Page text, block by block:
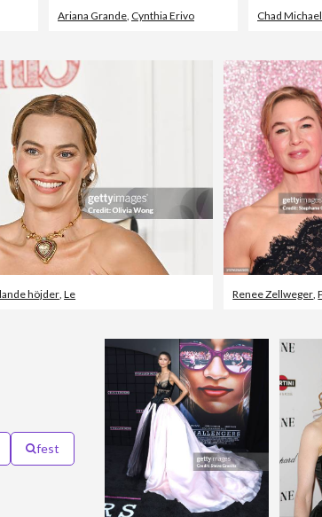
Ariana Grande, Cynthia Erivo
höjder,Le Renee Zellweger,
fest